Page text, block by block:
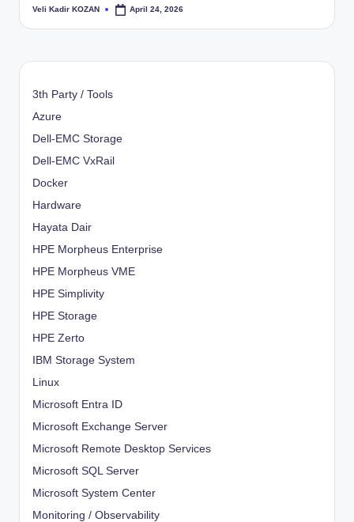
Posted
Veli Kadir KOZAN April 24, 2026
3th Party / Tools
Azure
Dell-EMC Storage
Dell-EMC VxRail
Docker
Hardware
Hayata Dair
HPE Morpheus Enterprise
HPE Morpheus VME
HPE Simplivity
HPE Storage
HPE Zerto
IBM Storage System
Linux
Microsoft Entra ID
Microsoft Exchange Server
Microsoft Remote Desktop Services
Microsoft SQL Server
Microsoft System Center
Monitoring / Observability